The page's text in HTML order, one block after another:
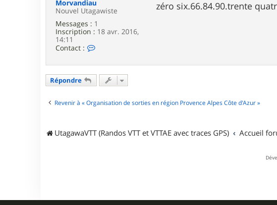
Morvandiau
Nouvel Utagawiste
Messages : 1
Inscription : 18 avr. 2016,
14:11
Contact :
c
e
r
zéro six.66.84.90.trente
Répondre
Revenir à « Organisation de sorties en région Provence Alpes Côte d'Azur »
UtagawaVTT (Randos VTT et VTTAE avec traces GPS) Accueil